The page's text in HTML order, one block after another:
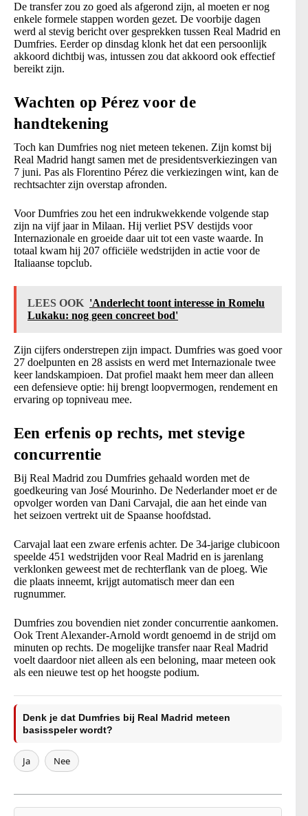
De transfer zou zo goed als afgerond zijn, al moeten er nog
enkele formele stappen worden gezet. De voorbije dagen
werd al stevig bericht over gesprekken tussen Real Madrid en
Dumfries. Eerder op dinsdag klonk het dat een persoonlijk
akkoord dichtbij was, intussen zou dat akkoord ook effectief
bereikt zijn.
Wachten op Pérez voor de
handtekening
Toch kan Dumfries nog niet meteen tekenen. Zijn komst bij
Real Madrid hangt samen met de presidentsverkiezingen van
7 juni. Pas als Florentino Pérez die verkiezingen wint, kan de
rechtsachter zijn overstap afronden.
Voor Dumfries zou het een indrukwekkende volgende stap
zijn na vijf jaar in Milaan. Hij verliet PSV destijds voor
Internazionale en groeide daar uit tot een vaste waarde. In
totaal kwam hij 207 officiële wedstrijden in actie voor de
Italiaanse topclub.
LEES OOK 'Anderlecht toont interesse in Romelu
Lukaku: nog geen concreet bod'
Zijn cijfers onderstrepen zijn impact. Dumfries was goed voor
27 doelpunten en 28 assists en werd met Internazionale twee
keer landskampioen. Dat profiel maakt hem meer dan alleen
een defensieve optie: hij brengt loopvermogen, rendement en
ervaring op topniveau mee.
Een erfenis op rechts, met stevige
concurrentie
Bij Real Madrid zou Dumfries gehaald worden met de
goedkeuring van José Mourinho. De Nederlander moet er de
opvolger worden van Dani Carvajal, die aan het einde van
het seizoen vertrekt uit de Spaanse hoofdstad.
Carvajal laat een zware erfenis achter. De 34-jarige clubicoon
speelde 451 wedstrijden voor Real Madrid en is jarenlang
verklonken geweest met de rechterflank van de ploeg. Wie
die plaats inneemt, krijgt automatisch meer dan een
rugnummer.
Dumfries zou bovendien niet zonder concurrentie aankomen.
Ook Trent Alexander-Arnold wordt genoemd in de strijd om
minuten op rechts. De mogelijke transfer naar Real Madrid
voelt daardoor niet alleen als een beloning, maar meteen ook
als een nieuwe test op het hoogste podium.
Denk je dat Dumfries bij Real Madrid meteen
basisspeler wordt?
Ja Nee